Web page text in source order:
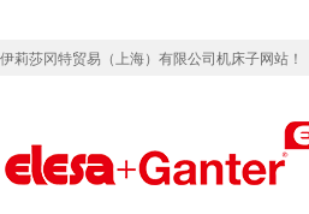
伊莉莎冈特贸易（上海）有限公司机床子网站！